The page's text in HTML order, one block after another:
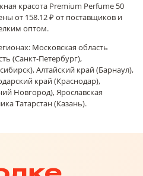
красота Premium Perfume 50
от 158.12 ₽ от поставщиков и
оптом.
Московская область
(Санкт-Петербург),
Алтайский край (Барнаул),
край (Краснодар),
Новгород), Ярославская
Татарстан (Казань).